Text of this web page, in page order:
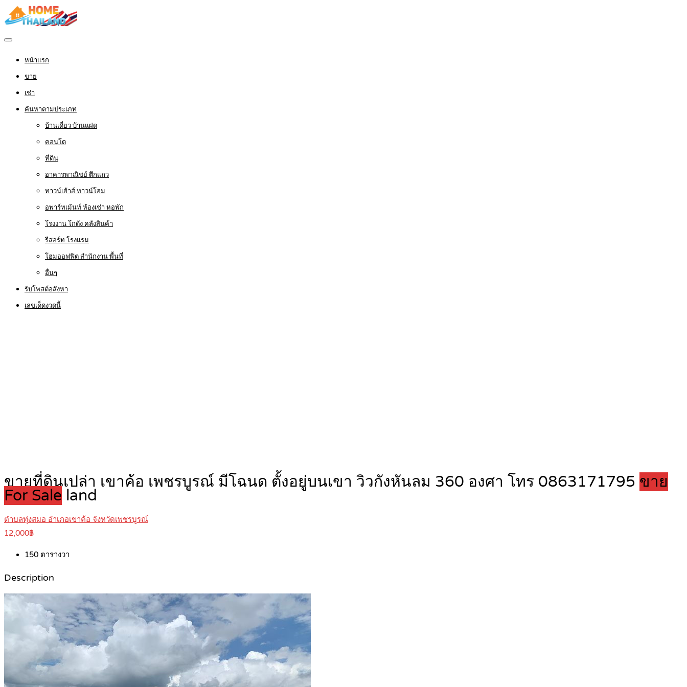
หน้าแรก
ขาย
เช่า
ค้นหาตามประเภท
บ้านเดี่ยว บ้านแฝด
คอนโด
ที่ดิน
อาคารพาณิชย์ ตึกแถว
ทาวน์เฮ้าส์ ทาวน์โฮม
อพาร์ทเม้นท์ ห้องเช่า หอพัก
โรงงาน โกดัง คลังสินค้า
รีสอร์ท โรงแรม
โฮมออฟฟิต สำนักงาน พื้นที่
อื่นๆ
รับโพสต์อสังหา
เลขเด็ดงวดนี้
ขายที่ดินเปล่า เขาค้อ เพชรบูรณ์ มีโฉนด ตั้งอยู่บนเขา วิวกังหันลม 360 องศา โทร 0863171795 ขาย
For Sale land
ตำบลทุ่งสมอ อำเภอเขาค้อ จังหวัดเพชรบูรณ์
12,000฿
150 ตารางวา
Description